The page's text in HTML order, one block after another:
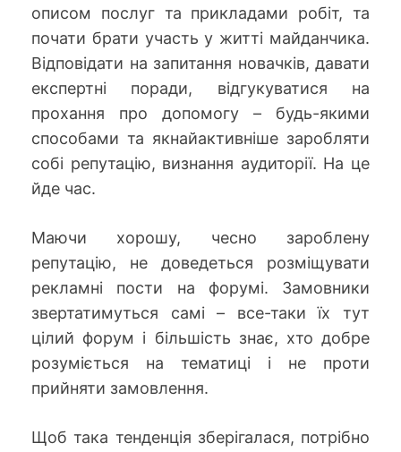
описом послуг та прикладами робіт, та
почати брати участь у житті майданчика.
Відповідати на запитання новачків, давати
експертні поради, відгукуватися на
прохання про допомогу – будь-якими
способами та якнайактивніше заробляти
собі репутацію, визнання аудиторії. На це
йде час.
Маючи хорошу, чесно зароблену
репутацію, не доведеться розміщувати
рекламні пости на форумі. Замовники
звертатимуться самі – все-таки їх тут
цілий форум і більшість знає, хто добре
розуміється на тематиці і не проти
прийняти замовлення.
Щоб така тенденція зберігалася, потрібно